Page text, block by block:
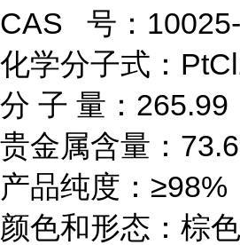
CAS 号：
化学分子式：
分 子 量：265.99
贵金属含量：
产品纯度：≥98%
颜色和形态：棕